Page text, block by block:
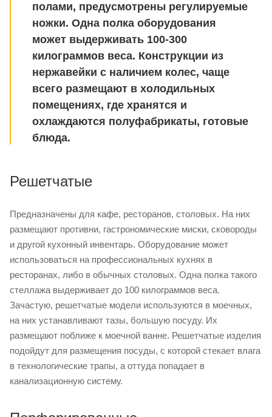
полами, предусмотрены регулируемые
ножки. Одна полка оборудования
может выдерживать 100-300
килограммов веса. Конструкции из
нержавейки с наличием колес, чаще
всего размещают в холодильных
помещениях, где хранятся и
охлаждаются полуфабрикаты, готовые
блюда.
Решетчатые
Предназначены для кафе, ресторанов, столовых. На них
размещают противни, гастрономические миски, сковороды
и другой кухонный инвентарь. Оборудование может
использоваться на профессиональных кухнях в
ресторанах, либо в обычных столовых. Одна полка такого
стеллажа выдерживает до 100 килограммов веса.
Зачастую, решетчатые модели используются в моечных,
на них устанавливают тазы, большую посуду. Их
размещают поближе к моечной ванне. Решетчатые изделия
подойдут для размещения посуды, с которой стекает влага
в технологические трапы, а оттуда попадает в
канализационную систему.